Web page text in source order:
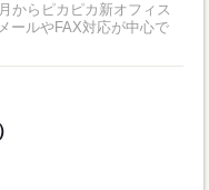
らピカピカ新オフィス
ールやFAX対応が中心で